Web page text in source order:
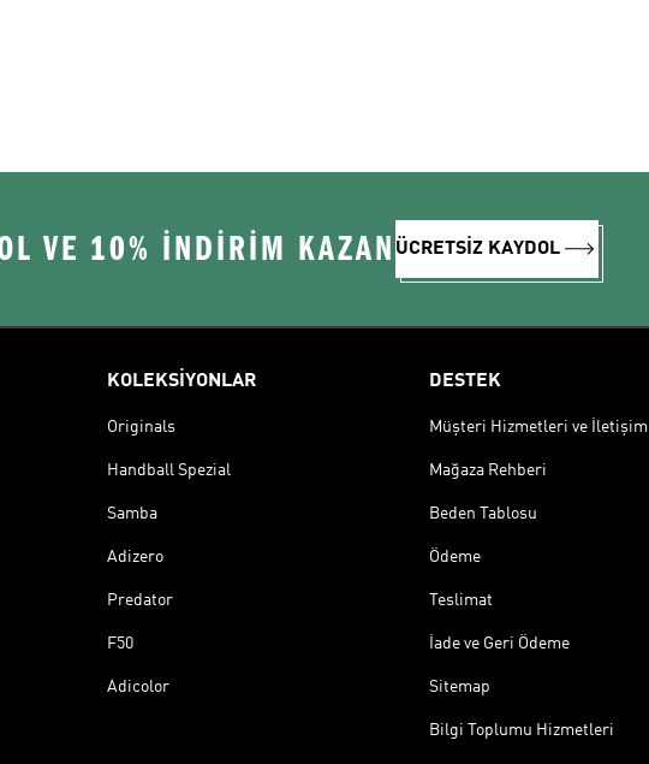
VE 10% İNDİRİM KAZAN ÜCRETSİZ KAYDOL
KOLEKSİYONLAR
Originals
Handball Spezial
Samba
Adizero
Predator
F50
Adicolor
DESTEK
Müşteri Hizmetleri ve İletişim
Mağaza Rehberi
Beden Tablosu
Ödeme
Teslimat
İade ve Geri Ödeme
Sitemap
Bilgi Toplumu Hizmetleri